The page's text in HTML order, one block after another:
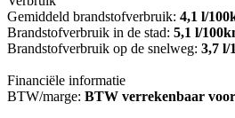
Gemiddeld brandstofverbruik: 4,1 l/
Brandstofverbruik in de stad: 5,1 l/
Brandstofverbruik op de snelweg: 3,7 l/
Financiële informatie
BTW/marge: BTW verrekenbaar